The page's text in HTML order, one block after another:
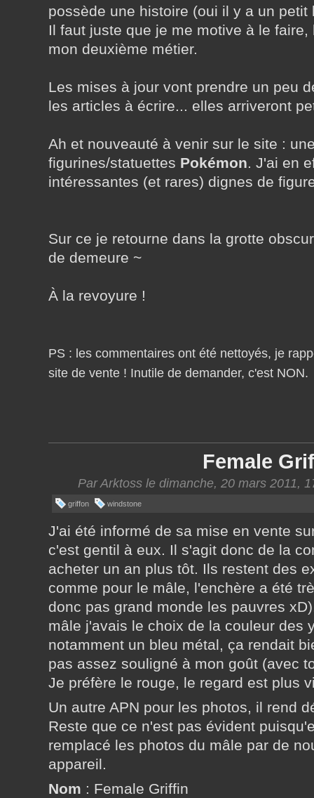
possède une histoire (oui il y a un
Il faut juste que je me motive à le
mon deuxième métier.
Les mises à jour vont prendre un peu
les articles à écrire... elles arriveront
Ah et nouveauté à venir sur le site :
figurines/statuettes Pokémon. J'ai en
intéressantes (et rares) dignes de
Sur ce je retourne dans la grotte
de demeure ~
À la revoyure !
PS : les commentaires ont été nettoyés, je
site de vente ! Inutile de demander, c'est NON.
Female
Par Arktoss le dimanche, 20 mars 2011,
griffon windstone
J'ai été informé de sa mise en vente
c'est gentil à eux. Il s'agit donc de la
acheter un an plus tôt. Ils restent des
comme pour le mâle, l'enchère a été
donc pas grand monde les pauvres
mâle j'avais le choix de la couleur des
notamment un bleu métal, ça rendait
pas assez souligné à mon goût (avec
Je préfère le rouge, le regard est plus
Un autre APN pour les photos, il rend
Reste que ce n'est pas évident
remplacé les photos du mâle par de
appareil.
Nom : Female Griffin